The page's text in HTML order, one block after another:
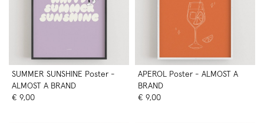
SUMMER SUNSHINE Poster -
ALMOST A BRAND
€ 9,00
APEROL Poster - ALMOST A
BRAND
€ 9,00